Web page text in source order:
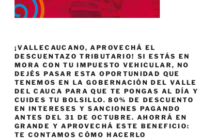
¡VALLECAUCANO, APROVECHÁ EL
DESCUENTAZO TRIBUTARIO! SI ESTÁS EN
MORA CON TU IMPUESTO VEHICULAR, NO
DEJÉS PASAR ESTA OPORTUNIDAD QUE
TENEMOS EN LA GOBERNACIÓN DEL VALLE
DEL CAUCA PARA QUE TE PONGAS AL DÍA Y
CUIDES TU BOLSILLO. 80% DE DESCUENTO
EN INTERESES Y SANCIONES PAGANDO
ANTES DEL 31 DE OCTUBRE. AHORRÁ EN
GRANDE Y APROVECHÁ ESTE BENEFICIO:
TE CONTAMOS CÓMO HACERLO